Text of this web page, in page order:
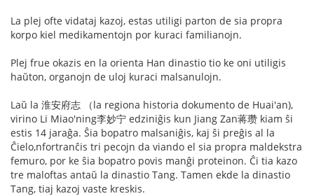
La plej ofte vidataj kazoj, estas utiligi parton de sia propra
korpo kiel medikamentojn por kuraci familianojn.
Plej frue okazis en la orienta Han dinastio tio ke oni utiligis
haŭton, organojn de uloj kuraci malsanulojn.
Laŭ la 淮安府志 （la regiona historia dokumento de Huai'an),
virino Li Miao'ning李妙宁 edziniĝis kun Jiang Zan蒋瓒 kiam ŝi
estis 14 jaraĝa. Ŝia bopatro malsaniĝis, kaj ŝi preĝis al la
Ĉielo,nfortranĉis tri pecojn da viando el sia propra maldekstra
femuro, por ke ŝia bopatro povis manĝi proteinon. Ĉi tia kazo
tre maloftas antaŭ la dinastio Tang. Tamen ekde la dinastio
Tang, tiaj kazoj vaste kreskis.